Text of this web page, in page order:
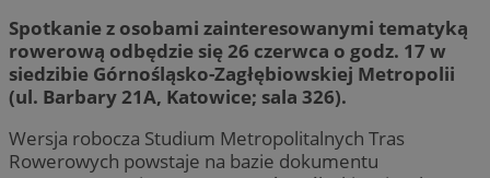
Spotkanie z osobami zainteresowanymi tematyką
rowerową odbędzie się 26 czerwca o godz. 17 w
siedzibie Górnośląsko-Zagłębiowskiej Metropolii
(ul. Barbary 21A, Katowice; sala 326).
Wersja robocza Studium Metropolitalnych Tras
Rowerowych powstaje na bazie dokumentu